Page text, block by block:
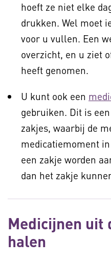
hoeft ze niet elke
drukken. Wel moet
voor u vullen. Een
overzicht, en u ziet
heeft genomen.
U kunt ook een
gebruiken. Dit is
zakjes, waarbij de
medicatiemoment
een zakje worden
dan het zakje
Medicijnen uit
halen